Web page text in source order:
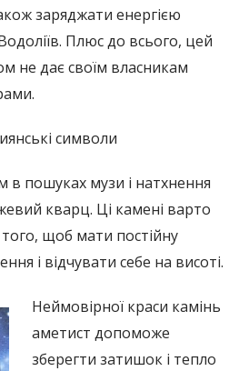
заряджати енергією
Плюс до всього, цей
не дає своїм власникам
символи
в пошуках музи і натхнення
кварц. Ці камені варто
щоб мати постійну
і відчувати себе на висоті.
Неймовірної краси камінь
аметист допоможе
зберегти затишок і тепло